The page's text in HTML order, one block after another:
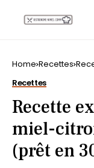
Home Recettes
Recettes
Recette
miel-
(prêt en